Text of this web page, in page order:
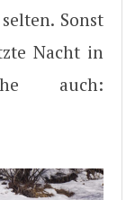
Sonst
Nacht in
auch: